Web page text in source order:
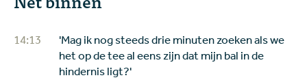
14:13
'Mag ik nog steeds drie minuten zoeken als we
het op de tee al eens zijn dat mijn bal in de
hindernis ligt?'